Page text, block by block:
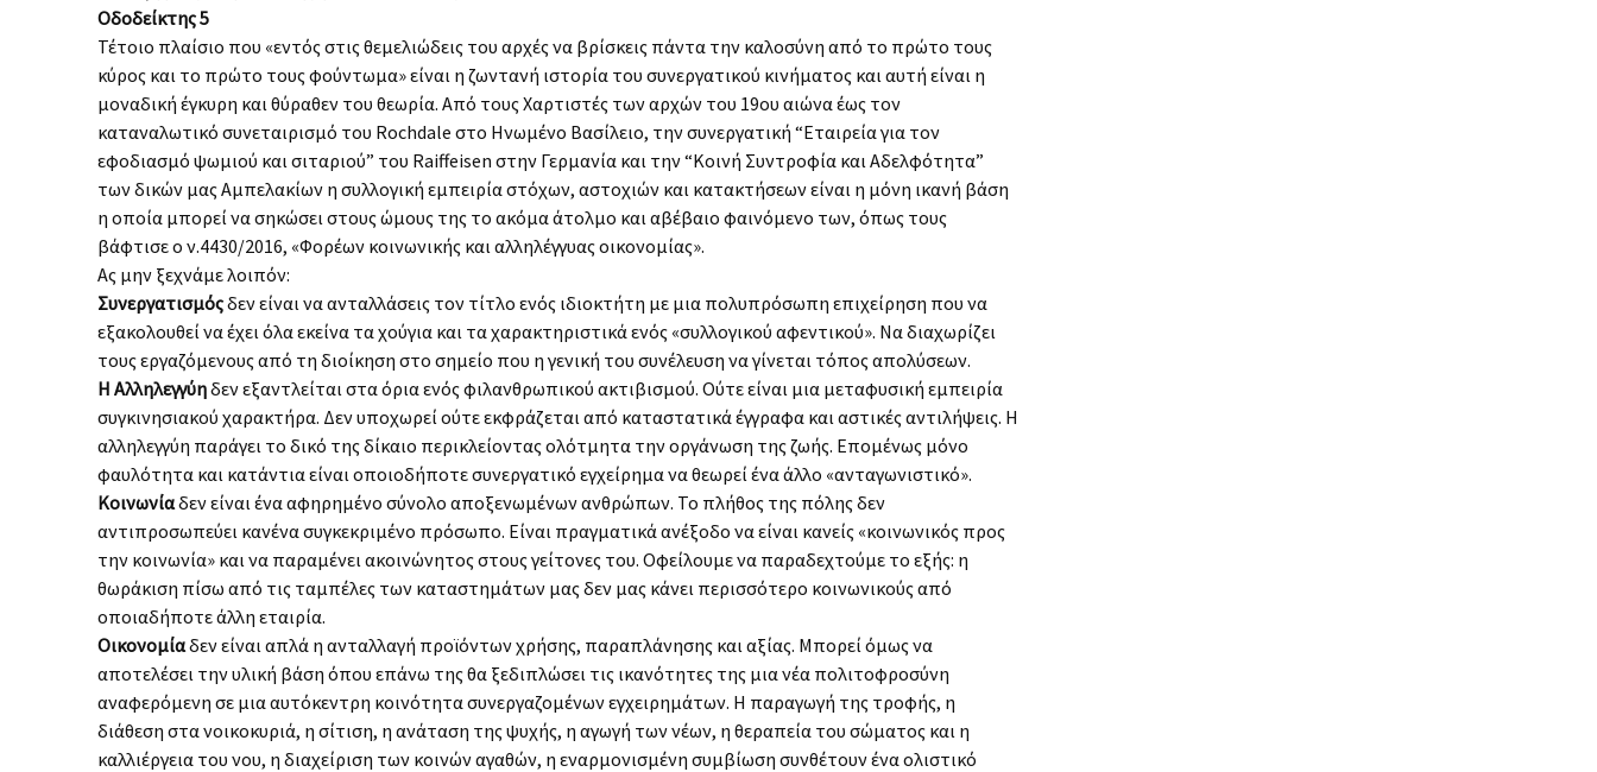
Οδοδείκτης 5
Τέτοιο πλαίσιο που «εντός στις θεμελιώδεις του αρχές να βρίσκεις πάντα την καλοσύνη από το πρώτο τους
κύρος και το πρώτο τους φούντωμα» είναι η ζωντανή ιστορία του συνεργατικού κινήματος και αυτή είναι η
μοναδική έγκυρη και θύραθεν του θεωρία. Από τους Χαρτιστές των αρχών του 19ου αιώνα έως τον
καταναλωτικό συνεταιρισμό του Rochdale στο Ηνωμένο Βασίλειο, την συνεργατική “Εταιρεία για τον
εφοδιασμό ψωμιού και σιταριού” του Raiffeisen στην Γερμανία και την “Κοινή Συντροφία και Αδελφότητα”
των δικών μας Αμπελακίων η συλλογική εμπειρία στόχων, αστοχιών και κατακτήσεων είναι η μόνη ικανή βάση
η οποία μπορεί να σηκώσει στους ώμους της το ακόμα άτολμο και αβέβαιο φαινόμενο των, όπως τους
βάφτισε ο ν.4430/2016, «Φορέων κοινωνικής και αλληλέγγυας οικονομίας».
Ας μην ξεχνάμε λοιπόν:
Συνεργατισμόςδεν είναι να ανταλλάσεις τον τίτλο ενός ιδιοκτήτη με μια πολυπρόσωπη επιχείρηση που να
εξακολουθεί να έχει όλα εκείνα τα χούγια και τα χαρακτηριστικά ενός «συλλογικού αφεντικού». Να διαχωρίζει
τους εργαζόμενους από τη διοίκηση στο σημείο που η γενική του συνέλευση να γίνεται τόπος απολύσεων.
Η Αλληλεγγύηδεν εξαντλείται στα όρια ενός φιλανθρωπικού ακτιβισμού. Ούτε είναι μια μεταφυσική εμπειρία
συγκινησιακού χαρακτήρα. Δεν υποχωρεί ούτε εκφράζεται από καταστατικά έγγραφα και αστικές αντιλήψεις. Η
αλληλεγγύη παράγει το δικό της δίκαιο περικλείοντας ολότμητα την οργάνωση της ζωής. Επομένως μόνο
φαυλότητα και κατάντια είναι οποιοδήποτε συνεργατικό εγχείρημα να θεωρεί ένα άλλο «ανταγωνιστικό».
Κοινωνίαδεν είναι ένα αφηρημένο σύνολο αποξενωμένων ανθρώπων. Το πλήθος της πόλης δεν
αντιπροσωπεύει κανένα συγκεκριμένο πρόσωπο. Είναι πραγματικά ανέξοδο να είναι κανείς «κοινωνικός προς
την κοινωνία» και να παραμένει ακοινώνητος στους γείτονες του. Οφείλουμε να παραδεχτούμε το εξής: η
θωράκιση πίσω από τις ταμπέλες των καταστημάτων μας δεν μας κάνει περισσότερο κοινωνικούς από
οποιαδήποτε άλλη εταιρία.
Οικονομίαδεν είναι απλά η ανταλλαγή προϊόντων χρήσης, παραπλάνησης και αξίας. Μπορεί όμως να
αποτελέσει την υλική βάση όπου επάνω της θα ξεδιπλώσει τις ικανότητες της μια νέα πολιτοφροσύνη
αναφερόμενη σε μια αυτόκεντρη κοινότητα συνεργαζομένων εγχειρημάτων. Η παραγωγή της τροφής, η
διάθεση στα νοικοκυριά, η σίτιση, η ανάταση της ψυχής, η αγωγή των νέων, η θεραπεία του σώματος και η
καλλιέργεια του νου, η διαχείριση των κοινών αγαθών, η εναρμονισμένη συμβίωση συνθέτουν ένα ολιστικό